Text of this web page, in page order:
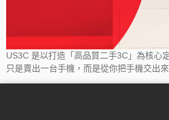
US3C 是以打造「高品質二手3C」為核心
只是賣出一台手機，而是從你把手機交出